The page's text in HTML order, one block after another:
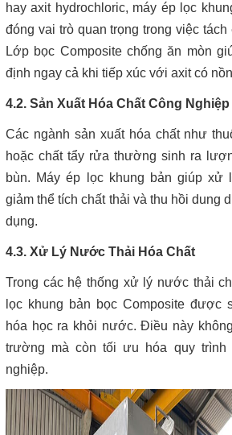
hay axit hydrochloric, máy ép lọc
đóng vai trò quan trọng trong việc
Lớp bọc Composite chống ăn mòn
định ngay cả khi tiếp xúc với axit có
4.2. Sản Xuất Hóa Chất Công Nghiệp
Các ngành sản xuất hóa chất như
hoặc chất tẩy rửa thường sinh ra
bùn. Máy ép lọc khung bản giúp xử
giảm thể tích chất thải và thu hồi dung
dụng.
4.3. Xử Lý Nước Thải Hóa Chất
Trong các hệ thống xử lý nước thải
lọc khung bản bọc Composite được
hóa học ra khỏi nước. Điều này
trường mà còn tối ưu hóa quy trình
nghiệp.